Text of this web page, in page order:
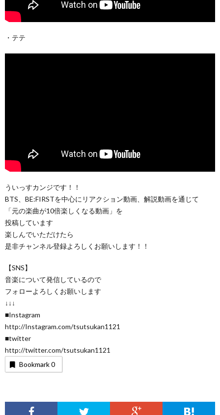
・テテ
ういっすカンジです！！
BTS、BE:FIRSTを中心にリアクション動画、解説動画を通じて
「元の楽曲が10倍楽しくなる動画」を
投稿しています
楽しんでいただけたら
是非チャンネル登録よろしくお願いします！！
【SNS】
音楽について発信しているので
フォローよろしくお願いします
↓↓↓
■Instagram
http://Instagram.com/tsutsukan1121
■twitter
http://twitter.com/tsutsukan1121
Bookmark0